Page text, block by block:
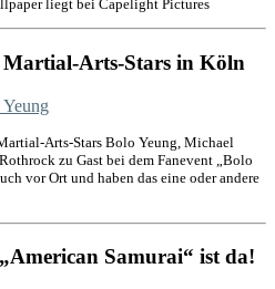
liegt bei Capelight Pictures
Arts-Stars in Köln
Arts-Stars Bolo Yeung, Michael
zu Gast bei dem Fanevent „Bolo
vor Ort und haben das eine oder andere
Samurai“ ist da!